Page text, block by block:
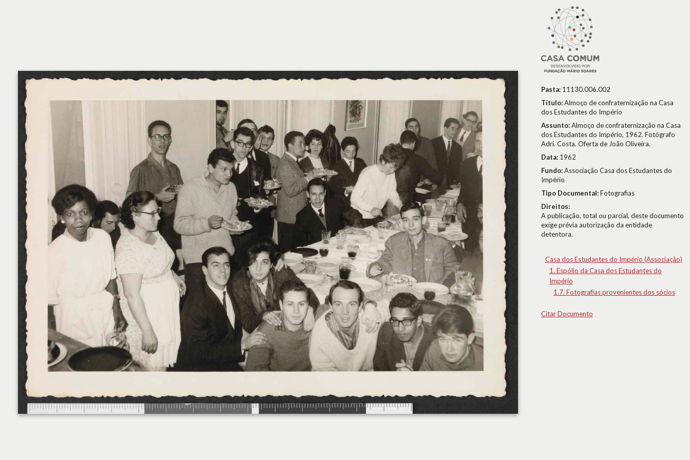
Pasta: 11130.006.002
Título:Almoço de confraternização na Casa
dos Estudantes do Império
Assunto:Almoço de confraternização na Casa
dos Estudantes do Império, 1962. Fotógrafo
Adri. Costa. Oferta de João Oliveira.
Data: 1962
Fundo:Associação Casa dos Estudantes do
Império
Tipo Documental:Fotografias
Direitos:
A publicação, total ou parcial, deste documento
exige prévia autorização da entidade
detentora.
Casa dos Estudantes do Império (Associação)
1. Espólio da Casa dos Estudantes do
Império
1.7. Fotografias provenientes dos sócios
Citar Documento